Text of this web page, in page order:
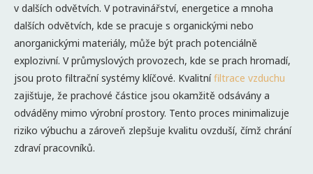
v dalších odvětvích. V potravinářství, energetice a mnoha
dalších odvětvích, kde se pracuje s organickými nebo
anorganickými materiály, může být prach potenciálně
explozivní. V průmyslových provozech, kde se prach hromadí,
jsou proto filtrační systémy klíčové. Kvalitnífiltrace vzduchu
zajišťuje, že prachové částice jsou okamžitě odsávány a
odváděny mimo výrobní prostory. Tento proces minimalizuje
riziko výbuchu a zároveň zlepšuje kvalitu ovzduší, čímž chrání
zdraví pracovníků.